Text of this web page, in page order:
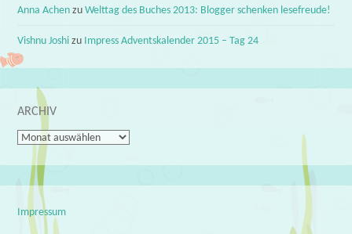
Anna Achen zuWelttag des Buches 2013: Blogger schenken lesefreude!
Vishnu Joshi zu Impress Adventskalender 2015 – Tag 24
ARCHIV
Archiv
Impressum